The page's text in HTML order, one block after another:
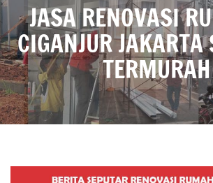
JASA RENOVASI
CIGANJUR JAKARTA
TERMURAH